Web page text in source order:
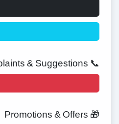
📞 Complaints & Suggestions
🎁 Promotions & Offers